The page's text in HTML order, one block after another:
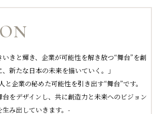
いきと輝き、企業が可能性を解き放つ“舞台”を創
新たな日本の未来を描いていく。」
と企業の秘めた可能性を引き出す“舞台”です。
をデザインし、共に創造力と未来へのビジョン
み出していきます。-